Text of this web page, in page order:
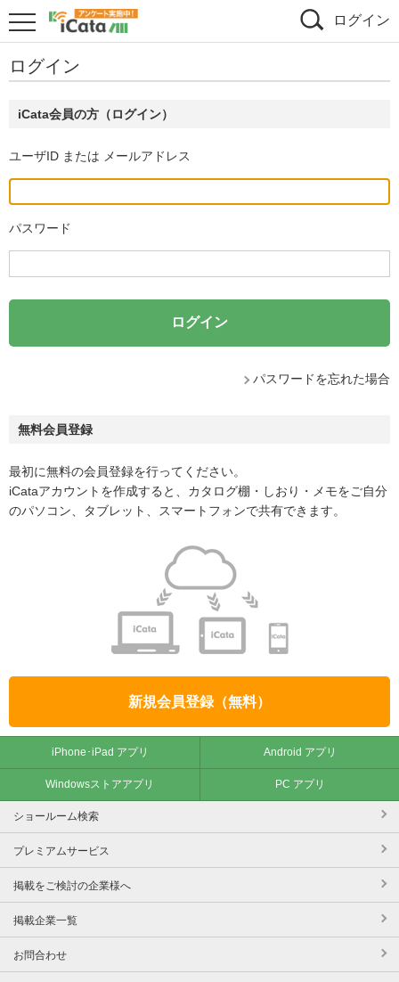
ログイン
ログイン
iCata会員の方（ログイン）
ユーザID または メールアドレス
パスワード
パスワードを忘れた場合
無料会員登録
最初に無料の会員登録を行ってください。
iCataアカウントを作成すると、カタログ棚・しおり・メモをご自分
のパソコン、タブレット、スマートフォンで共有できます。
新規会員登録（無料）
iPhone･iPad アプリ Android アプリ
Windowsストアアプリ PC アプリ
ショールーム検索
プレミアムサービス
掲載をご検討の企業様へ
掲載企業一覧
お問合わせ